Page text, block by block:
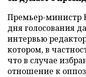
Премьер-министр
дня голосования
интервью
котором, в
что в случае
отношение к